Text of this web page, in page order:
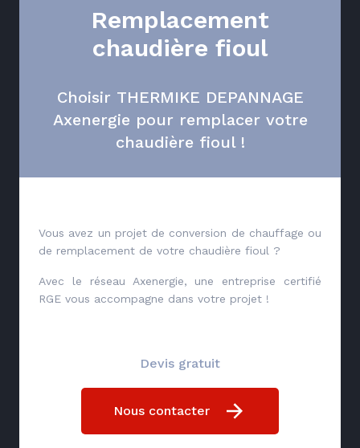
Remplacement
chaudière fioul
Choisir THERMIKE DEPANNAGE
Axenergie pour remplacer votre
chaudière fioul !
Vous avez un projet de conversion de chauffage ou
de remplacement de votre chaudière fioul ?
Avec le réseau Axenergie, une entreprise certifié
RGE vous accompagne dans votre projet !
Devis gratuit
Nous contacter